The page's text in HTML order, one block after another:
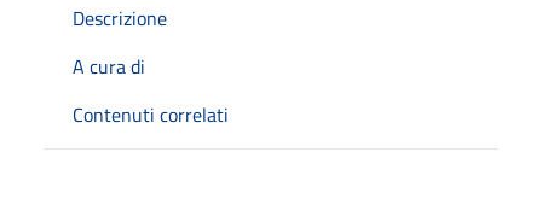
Descrizione
A cura di
Contenuti correlati